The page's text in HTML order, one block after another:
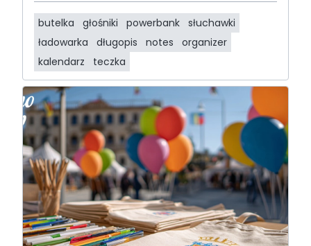
butelka głośniki powerbank słuchawki
ładowarka
długopis notes
organizer
kalendarz
teczka